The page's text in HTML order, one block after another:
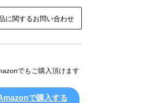
に関するお問い合わせ
でもご購入頂けます
で購入する